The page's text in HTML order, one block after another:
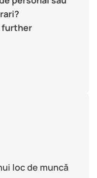
further
loc de muncă